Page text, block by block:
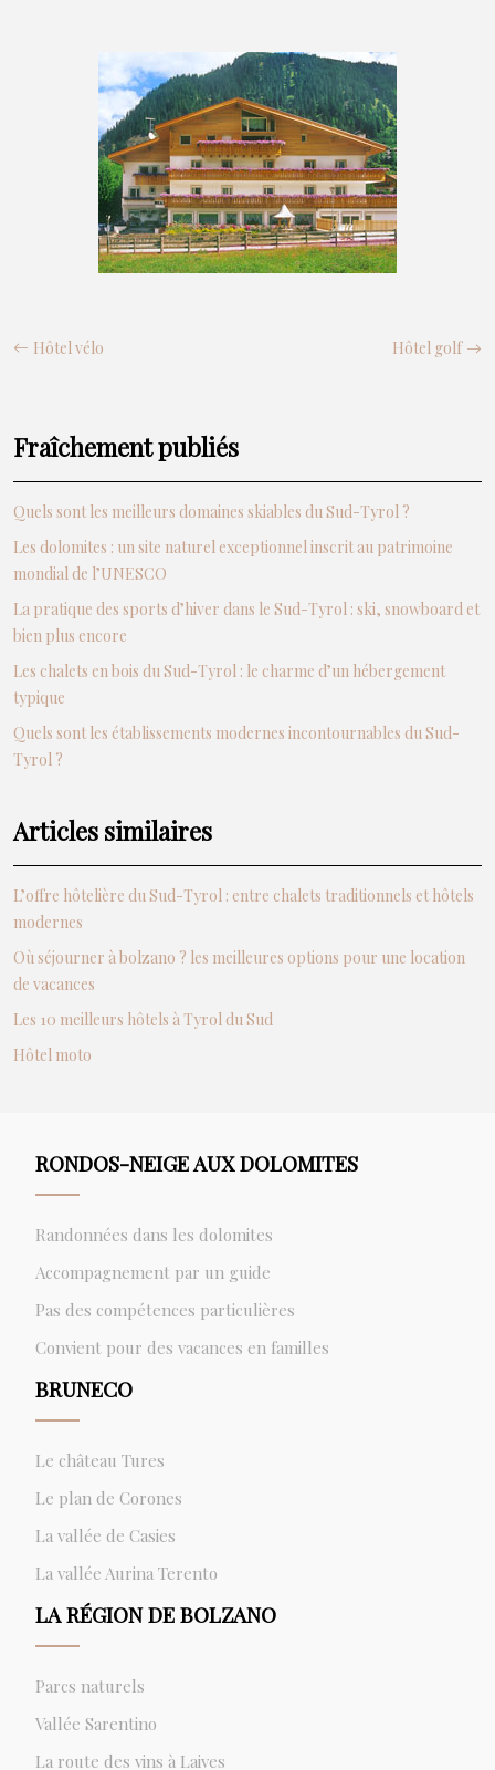
Hôtel vélo Hôtel golf
Fraîchement publiés
Quels sont les meilleurs domaines skiables du Sud-Tyrol ?
Les dolomites : un site naturel exceptionnel inscrit au patrimoine
mondial de l’UNESCO
La pratique des sports d’hiver dans le Sud-Tyrol : ski, snowboard et
bien plus encore
Les chalets en bois du Sud-Tyrol : le charme d’un hébergement
typique
Quels sont les établissements modernes incontournables du Sud-
Tyrol ?
Articles similaires
L’offre hôtelière du Sud-Tyrol : entre chalets traditionnels et hôtels
modernes
Où séjourner à bolzano ? les meilleures options pour une location
de vacances
Les 10 meilleurs hôtels à Tyrol du Sud
Hôtel moto
RONDOS-NEIGE AUX DOLOMITES
Randonnées dans les dolomites
Accompagnement par un guide
Pas des compétences particulières
Convient pour des vacances en familles
BRUNECO
Le château Tures
Le plan de Corones
La vallée de Casies
La vallée Aurina Terento
LA RÉGION DE BOLZANO
Parcs naturels
Vallée Sarentino
La route des vins à Laives